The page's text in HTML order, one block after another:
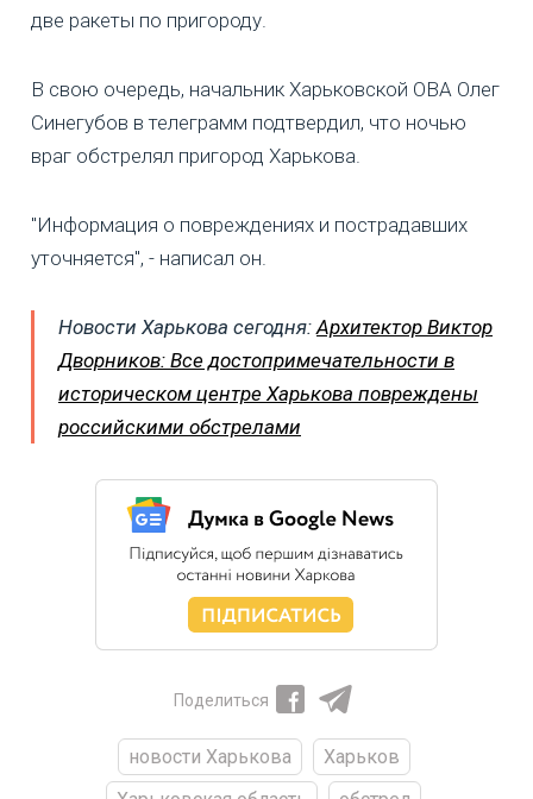
две ракеты по пригороду.
В свою очередь, начальник Харьковской ОВА Олег
Синегубов в телеграмм подтвердил, что ночью
враг обстрелял пригород Харькова.
"Информация о повреждениях и пострадавших
уточняется", - написал он.
Новости Харькова сегодня: Архитектор Виктор
Дворников: Все достопримечательности в
историческом центре Харькова повреждены
российскими обстрелами
Поделиться
новости Харькова
Харьков